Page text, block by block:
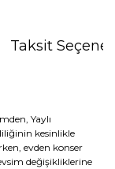
Taksit
Yaylı
kesinlikle
evden konser
değişikliklerine